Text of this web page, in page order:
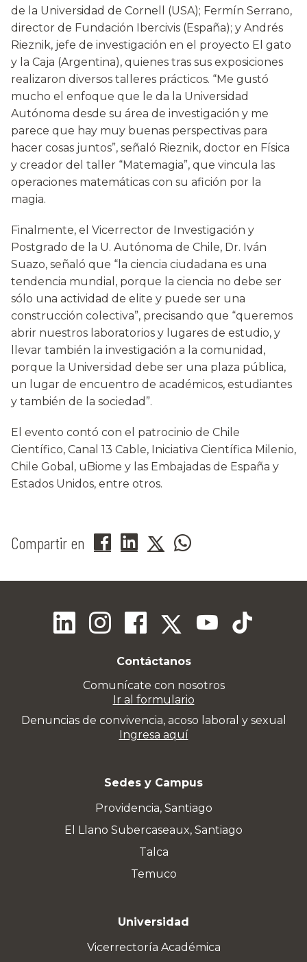
de la Universidad de Cornell (USA); Fermín Serrano,
director de Fundación Ibercivis (España); y Andrés
Rieznik, jefe de investigación en el proyecto El gato
y la Caja (Argentina), quienes tras sus exposiciones
realizaron diversos talleres prácticos. “Me gustó
mucho el enfoque que le da la Universidad
Autónoma desde su área de investigación y me
parece que hay muy buenas perspectivas para
hacer cosas juntos”, señaló Rieznik, doctor en Física
y creador del taller “Matemagia”, que vincula las
operaciones matemáticas con su afición por la
magia.
Finalmente, el Vicerrector de Investigación y
Postgrado de la U. Autónoma de Chile, Dr. Iván
Suazo, señaló que “la ciencia ciudadana es una
tendencia mundial, porque la ciencia no debe ser
sólo una actividad de elite y puede ser una
construcción colectiva”, precisando que “queremos
abrir nuestros laboratorios y lugares de estudio, y
llevar también la investigación a la comunidad,
porque la Universidad debe ser una plaza pública,
un lugar de encuentro de académicos, estudiantes
y también de la sociedad”.
El evento contó con el patrocinio de Chile
Científico, Canal 13 Cable, Iniciativa Científica Milenio,
Chile Gobal, uBiome y las Embajadas de España y
Estados Unidos, entre otros.
Compartir en
Contáctanos
Comunícate con nosotros
Ir al formulario
Denuncias de convivencia, acoso laboral y sexual
Ingresa aquí
Sedes y Campus
Providencia, Santiago
El Llano Subercaseaux, Santiago
Talca
Temuco
Universidad
Vicerrectoría Académica